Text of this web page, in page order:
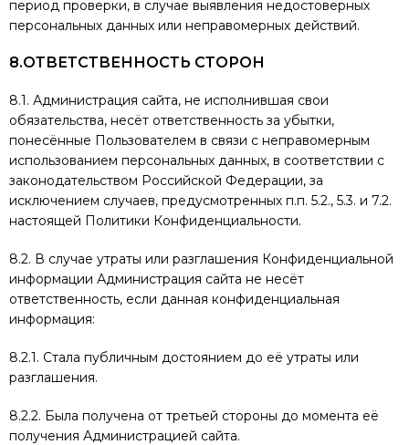
период проверки, в случае выявления недостоверных
персональных данных или неправомерных действий.
8.ОТВЕТСТВЕННОСТЬ СТОРОН
8.1. Администрация сайта, не исполнившая свои
обязательства, несёт ответственность за убытки,
понесённые Пользователем в связи с неправомерным
использованием персональных данных, в соответствии с
законодательством Российской Федерации, за
исключением случаев, предусмотренных п.п. 5.2., 5.3. и 7.2.
настоящей Политики Конфиденциальности.
8.2. В случае утраты или разглашения Конфиденциальной
информации Администрация сайта не несёт
ответственность, если данная конфиденциальная
информация:
8.2.1. Стала публичным достоянием до её утраты или
разглашения.
8.2.2. Была получена от третьей стороны до момента её
получения Администрацией сайта.